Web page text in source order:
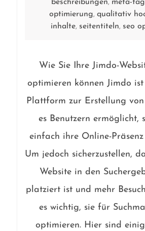
beschreibungen, meta-
optimierung, qualitativ
inhalte, seitentiteln, seo
Wie Sie Ihre Jimdo-
optimieren können Jimdo
Plattform zur Erstellung von
es Benutzern ermöglicht,
einfach ihre Online-
Um jedoch sicherzustellen,
Website in den
platziert ist und mehr
es wichtig, sie für
optimieren. Hier sind